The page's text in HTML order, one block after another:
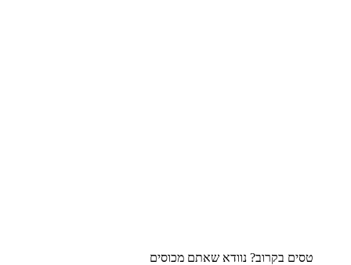
טסים בקרוב? נוודא שאתם מכוסים